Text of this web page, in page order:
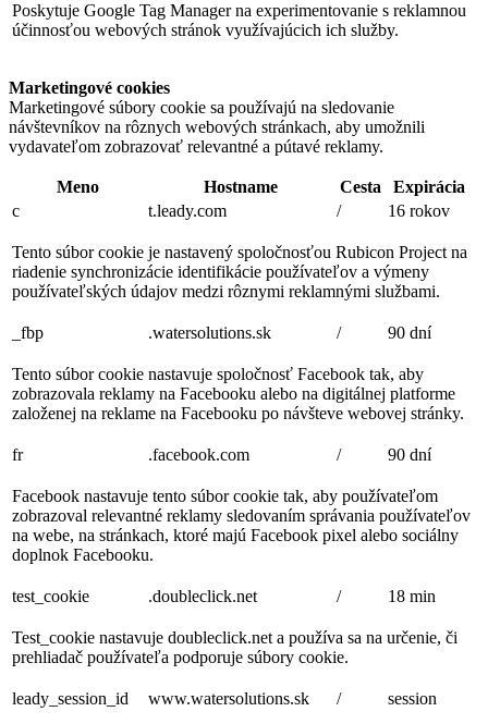
Poskytuje Google Tag Manager na experimentovanie s reklamnou
účinnosťou webových stránok využívajúcich ich služby.
Marketingové cookies
Marketingové súbory cookie sa používajú na sledovanie
návštevníkov na rôznych webových stránkach, aby umožnili
vydavateľom zobrazovať relevantné a pútavé reklamy.
Meno Hostname Cesta
Expirácia
c
t.leady.com / 16 rokov
Tento súbor cookie je nastavený spoločnosťou Rubicon Project na
riadenie synchronizácie identifikácie používateľov a výmeny
používateľských údajov medzi rôznymi reklamnými službami.
_fbp .watersolutions.sk / 90 dní
Tento súbor cookie nastavuje spoločnosť Facebook tak, aby
zobrazovala reklamy na Facebooku alebo na digitálnej platforme
založenej na reklame na Facebooku po návšteve webovej stránky.
fr .facebook.com / 90 dní
Facebook nastavuje tento súbor cookie tak, aby používateľom
zobrazoval relevantné reklamy sledovaním správania používateľov
na webe, na stránkach, ktoré majú Facebook pixel alebo sociálny
doplnok Facebooku.
test_cookie .doubleclick.net / 18 min
Test_cookie nastavuje doubleclick.net a používa sa na určenie, či
prehliadač používateľa podporuje súbory cookie.
leady_session_id www.watersolutions.sk / session